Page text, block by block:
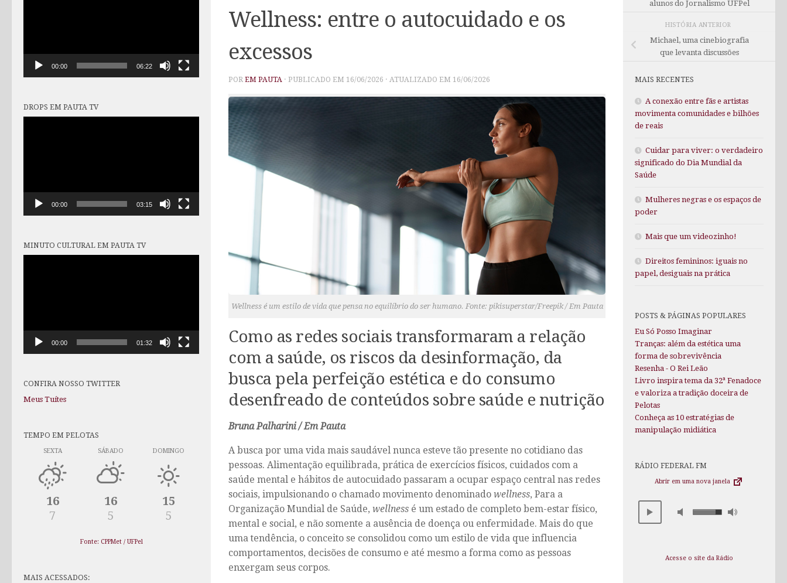
Wellness: entre o autocuidado e os
excessos
POR EM PAUTA · PUBLICADO EM 16/06/2026 · ATUALIZADO EM 16/06/2026
Wellness é um estilo de vida que pensa no equilíbrio do ser humano. Fonte: pikisuperstar/Freepik / Em Pauta
Como as redes sociais transformaram a relação
com a saúde, os riscos da desinformação, da
busca pela perfeição estética e do consumo
desenfreado de conteúdos sobre saúde e nutrição
Bruna Palharini / Em Pauta
A busca por uma vida mais saudável nunca esteve tão presente no cotidiano das
pessoas. Alimentação equilibrada, prática de exercícios físicos, cuidados com a
saúde mental e hábitos de autocuidado passaram a ocupar espaço central nas redes
sociais, impulsionando o chamado movimento denominado wellness, Para a
Organização Mundial de Saúde, wellness é um estado de completo bem-estar físico,
mental e social, e não somente a ausência de doença ou enfermidade. Mais do que
uma tendência, o conceito se consolidou como um estilo de vida que influencia
comportamentos, decisões de consumo e até mesmo a forma como as pessoas
enxergam seus corpos.
00:00 06:22
DROPS EM PAUTA TV
00:00 03:15
MINUTO CULTURAL EM PAUTA TV
00:00 01:32
CONFIRA NOSSO TWITTER
Meus Tuítes
TEMPO EM PELOTAS
SEXTA
16
7
SÁBADO
16
5
DOMINGO
15
5
Fonte: CPPMet / UFPel
MAIS ACESSADOS:
alunos do Jornalismo UFPel
HISTÓRIA ANTERIOR
Michael, uma cinebiografia
que levanta discussões
MAIS RECENTES
A conexão entre fãs e artistas
movimenta comunidades e bilhões
de reais
Cuidar para viver: o verdadeiro
significado do Dia Mundial da
Saúde
Mulheres negras e os espaços de
poder
Mais que um videozinho!
Direitos femininos: iguais no
papel, desiguais na prática
POSTS & PÁGINAS POPULARES
Eu Só Posso Imaginar
Tranças: além da estética uma
forma de sobrevivência
Resenha - O Rei Leão
Livro inspira tema da 32ª Fenadoce
e valoriza a tradição doceira de
Pelotas
Conheça as 10 estratégias de
manipulação midiática
RÁDIO FEDERAL FM
Abrir em uma nova janela
Acesse o site da Rádio